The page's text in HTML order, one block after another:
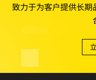
致力于为客户提供长